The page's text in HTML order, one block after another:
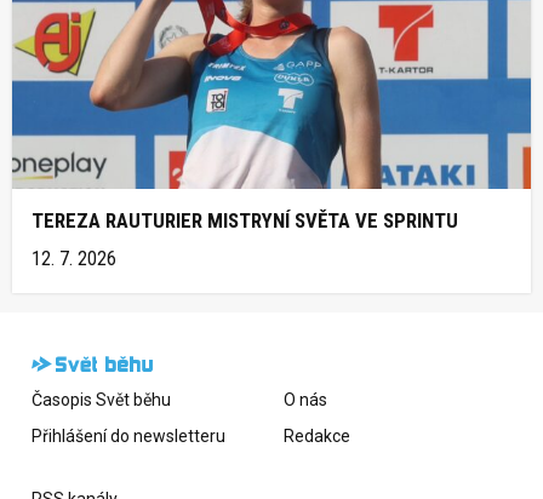
TEREZA RAUTURIER MISTRYNÍ SVĚTA VE SPRINTU
12. 7. 2026
Časopis Svět běhu
Přihlášení do newsletteru
O nás
Redakce